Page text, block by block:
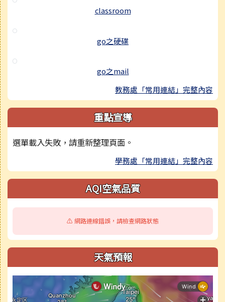
classroom
go之硬碟
go之mail
教務處「常用連結」完整內容
重點宣導
選單載入失敗，請重新整理頁面。
學務處「常用連結」完整內容
AQI空氣品質
⚠️ 網路連線錯誤，請檢查網路狀態
天氣預報